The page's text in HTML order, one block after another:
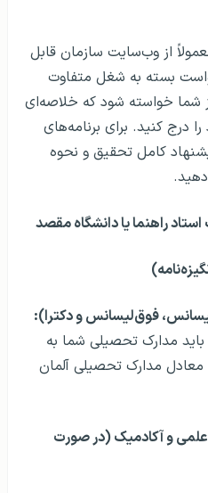
از وب‌سایت سازمان قابل
بسته به شغل متفاوت
شما خواسته شود که خلاصه‌ای
درج کنید. برای برنامه‌های
کامل تحقیق و نحوه
دهید.
راهنما یا دانشگاه مقصد
فوق‌لیسانس و دکترا):
باید مدارک تحصیلی شما به
مدارک تحصیلی آلمان
و آکادمیک (در صورت